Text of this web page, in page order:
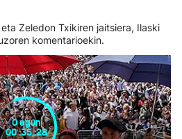
Zeledon Txikiren jaitsiera, Ilaski
komentarioekin.
0egun
00:35:26